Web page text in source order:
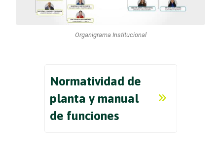
Organigrama Institucional
Normatividad de
planta y manual
de funciones